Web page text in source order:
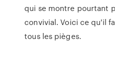
qui se montre pourtant
convivial. Voici ce qu'il
tous les pièges.